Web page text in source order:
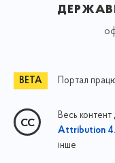
Портал
Весь контент
Attribution
інше